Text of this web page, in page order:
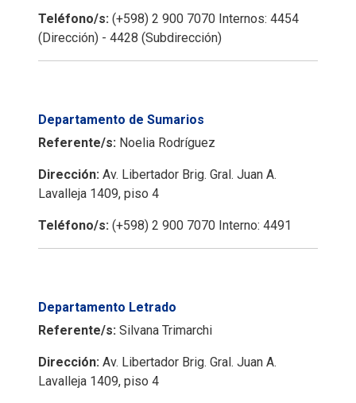
Teléfono/s: (+598) 2 900 7070 Internos: 4454
(Dirección) - 4428 (Subdirección)
Departamento de Sumarios
Referente/s: Noelia Rodríguez
Dirección: Av. Libertador Brig. Gral. Juan A.
Lavalleja 1409, piso 4
Teléfono/s: (+598) 2 900 7070 Interno: 4491
Departamento Letrado
Referente/s: Silvana Trimarchi
Dirección: Av. Libertador Brig. Gral. Juan A.
Lavalleja 1409, piso 4